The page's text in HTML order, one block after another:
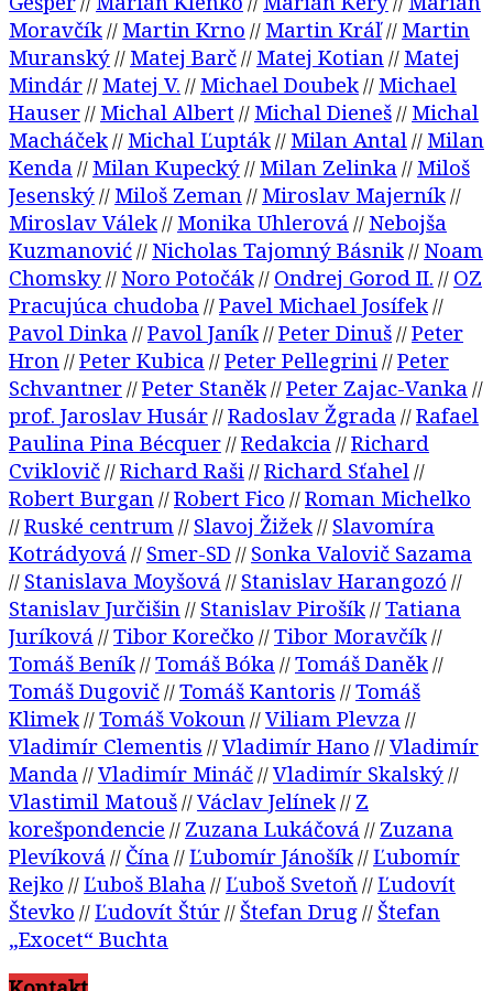
Moravčík// Martin Krno // Martin Kráľ// Martin
Muranský// Matej Barč// Matej Kotian// Matej
Mindár// Matej V. // Michael Doubek// Michael
Hauser// Michal Albert// Michal Dieneš// Michal
Macháček// Michal Ľupták// Milan Antal// Milan
Kenda // Milan Kupecký// Milan Zelinka // Miloš
Jesenský// Miloš Zeman// Miroslav Majerník//
Miroslav Válek// Monika Uhlerová // Nebojša
Kuzmanović// Nicholas Tajomný Básnik// Noam
Chomsky// Noro Potočák// Ondrej Gorod II. // OZ
Pracujúca chudoba //Pavel Michael Josífek//
Pavol Dinka //Pavol Janík//Peter Dinuš//Peter
Hron//Peter Kubica //Peter Pellegrini//Peter
Schvantner//Peter Staněk//Peter Zajac-Vanka //
prof. Jaroslav Husár//Radoslav Žgrada //Rafael
Paulina Pina Bécquer//Redakcia //Richard
Cviklovič//Richard Raši//Richard Sťahel//
Robert Burgan//Robert Fico //Roman Michelko
//Ruské centrum// Slavoj Žižek// Slavomíra
Kotrádyová // Smer-SD // Sonka Valovič Sazama
// Stanislava Moyšová // Stanislav Harangozó //
Stanislav Jurčišin// Stanislav Pirošík//Tatiana
Juríková //Tibor Korečko //Tibor Moravčík//
Tomáš Beník//Tomáš Bóka //Tomáš Daněk//
Tomáš Dugovič//Tomáš Kantoris //Tomáš
Klimek//Tomáš Vokoun//Viliam Plevza //
Vladimír Clementis //Vladimír Hano //Vladimír
Manda //Vladimír Mináč//Vladimír Skalský//
Vlastimil Matouš//Václav Jelínek// Z
korešpondencie // Zuzana Lukáčová // Zuzana
Plevíková // Čína //Ľubomír Jánošík//Ľubomír
Rejko //Ľuboš Blaha //Ľuboš Svetoň//Ľudovít
Števko //Ľudovít Štúr// Štefan Drug// Štefan
„Exocet“ Buchta